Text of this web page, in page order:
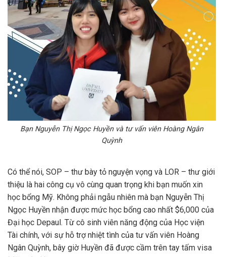
Bạn Nguyễn Thị Ngọc Huyền và tư vấn viên Hoàng Ngân
Quỳnh
Có thể nói, SOP – thư bày tỏ nguyện vọng và LOR – thư giới
thiệu là hai công cụ vô cùng quan trọng khi bạn muốn xin
học bổng Mỹ. Không phải ngẫu nhiên mà bạn Nguyễn Thị
Ngọc Huyền nhận được mức học bổng cao nhất $6,000 của
Đại học Depaul. Từ cô sinh viên năng động của Học viện
Tài chính, với sự hỗ trợ nhiệt tình của tư vấn viên Hoàng
Ngân Quỳnh, bây giờ Huyền đã được cầm trên tay tấm visa